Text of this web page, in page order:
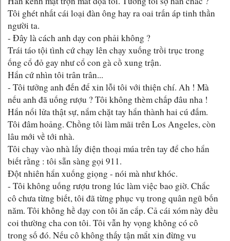
Tôi ghét nhất cái loại đàn ông hay ra oai trấn áp tinh thần
người ta.
- Đây là cách anh dạy con phải không ?
Trái táo tội tình cứ chạy lên chạy xuống trồi trục trong
ống cổ đỏ gay như cổ con gà cồ xung trận.
Hắn cứ nhìn tôi trân trân...
- Tôi tưởng anh đến để xin lỗi tôi với thiện chí. Ah ! Mà
nếu anh đã uống rượu ? Tôi không thèm chấp đâu nha !
Hắn nổi lửa thật sự, nắm chặt tay hắn thành hai cú đấm.
Tôi đâm hoảng. Chồng tôi làm mãi trên Los Angeles, còn
lâu mới về tới nhà.
Tôi chạy vào nhà lấy điện thoại múa trên tay để cho hắn
biết rằng : tôi sẵn sàng gọi 911.
Đột nhiên hắn xuống giọng - nói mà như khóc.
- Tôi không uống rượu trong lúc làm việc bao giờ. Chắc
cô chưa từng biết, tôi đã từng phục vụ trong quân ngũ bốn
năm. Tôi không hề dạy con tôi ăn cắp. Cả cái xóm này đều
coi thường cha con tôi. Tôi vẫn hy vọng không có cô
trong số đó. Nếu cô không thấy tận mắt xin đừng vu